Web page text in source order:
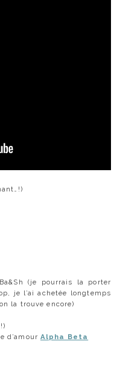
(je pourrais la porter
je l’ai achetée longtemps
la trouve encore)
d’amour Alpha Beta